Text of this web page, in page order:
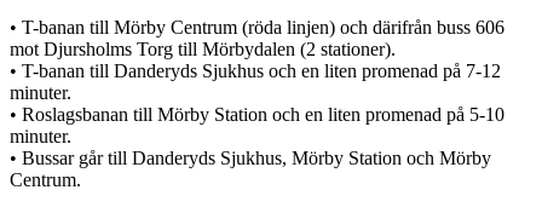
• T-banan till Mörby Centrum (röda linjen) och därifrån buss 606
mot Djursholms Torg till Mörbydalen (2 stationer).
• T-banan till Danderyds Sjukhus och en liten promenad på 7-12
minuter.
• Roslagsbanan till Mörby Station och en liten promenad på 5-10
minuter.
• Bussar går till Danderyds Sjukhus, Mörby Station och Mörby
Centrum.